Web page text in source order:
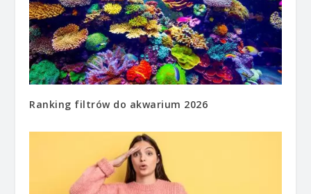
Ranking filtrów do akwarium 2026